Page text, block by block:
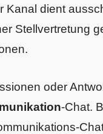
Kanal dient
Stellvertretung
oder
-Chat.